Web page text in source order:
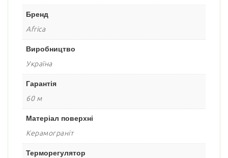
Бренд
Africa
Виробництво
Україна
Гарантія
60 м
Матеріал поверхні
Керамограніт
Терморегулятор